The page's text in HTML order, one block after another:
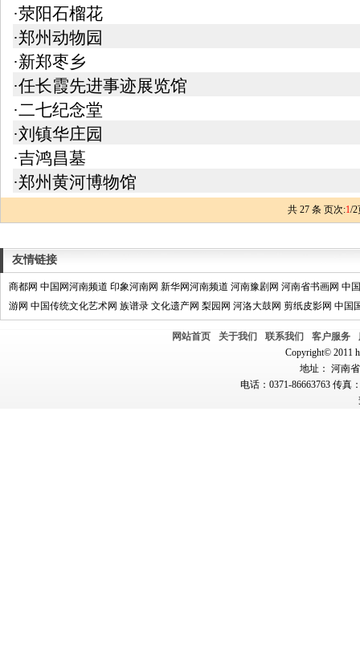
·荥阳石榴花
·郑州动物园
·新郑枣乡
·任长霞先进事迹展览馆
·二七纪念堂
·刘镇华庄园
·吉鸿昌墓
·郑州黄河博物馆
共 27 条 页次:1/2
友情链接
商都网 中国网河南频道 印象河南网 新华网河南频道 河南豫剧网 河南省书画网 中
游网 中国传统文化艺术网 族谱录 文化遗产网 梨园网 河洛大鼓网 剪纸皮影网 中国
网站首页 关于我们 联系我们 客户服务
Copyright© 2011
地址： 河南
电话：0371-86663763 传真